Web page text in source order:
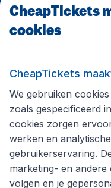
CheapTickets.be
Volg CheapTickets.be
CheapTickets
cookies
CheapTickets
We gebruiken
zoals gespecificeerd
cookies zorgen
werken en
gebruikerservaring.
marketing- en andere
volgen en je